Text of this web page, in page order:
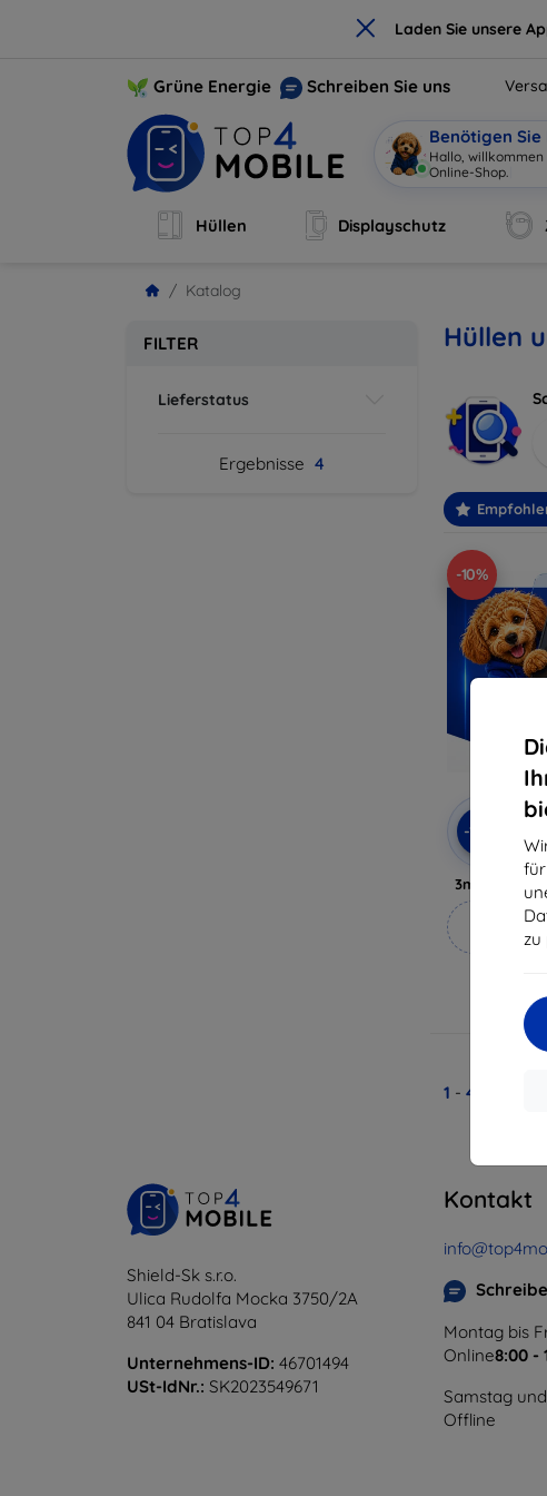
× Laden Sie unsere
zu
Grüne Energie Schreiben Sie uns
Benötigen
Hallo, willkommen
Online-Shop.
Hüllen Displayschutz
Katalog
FILTER
Lieferstatus
Ergebnisse 4
Hüllen
-10%
-10%
3mk Anti-
Auf
1 - 4
Shield-Sk s.r.o.
Ulica Rudolfa Mocka 3750/2A
841 04 Bratislava
Unternehmens-ID: 46701494
USt-IdNr.: SK2023549671
Kontakt
Montag bis
Online8:00 -
Samstag
Offline